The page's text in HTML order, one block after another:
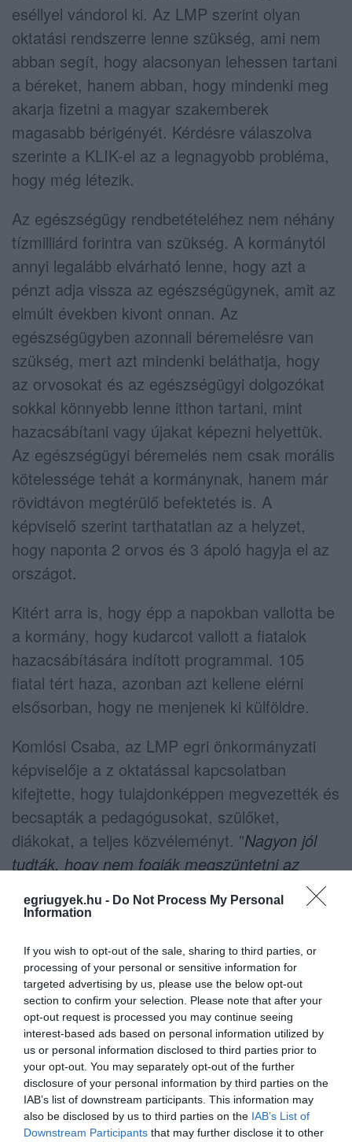
egriugyek.hu - Do Not Process My Personal
Information
If you wish to opt-out of the sale, sharing to third parties, or
processing of your personal or sensitive information for
targeted advertising by us, please use the below opt-out
section to confirm your selection. Please note that after your
opt-out request is processed you may continue seeing
interest-based ads based on personal information utilized by
us or personal information disclosed to third parties prior to
your opt-out. You may separately opt-out of the further
disclosure of your personal information by third parties on the
IAB’s list of downstream participants. This information may
also be disclosed by us to third parties on the IAB’s List of
Downstream Participants that may further disclose it to other
eséllyel vándorol ki. Az LMP szerint olyan
oktatási rendszerre lenne szükség, ami nem
abban segít, hogy alacsonyan lehessen tartani
a béreket, hanem abban, hogy mindenki meg
akarja fizetni a magyar szakemberek
magasabb bérigényét. Kérdésre válaszolva
szerinte a KLIK-el az a legnagyobb probléma,
hogy még létezik.
Az egészségügy rendbetételéhez nem néhány
tízmilliárd forintra van szükség. A kormánytól
annyi legalább elvárható lenne, hogy azt a
pénzt adja vissza az egészségügynek, amit az
elmúlt években kivont onnan. Az
egészségügyben azonnali béremelésre van
szükség, mert azt mindenki beláthatja, hogy
az orvosokat és az egészségügyi dolgozókat
sokkal könnyebb lenne itthon tartani, mint
hazacsábítani vagy újakat képezni helyettük.
Az egészségügyi béremelés nem csak morális
kötelessége tehát a kormánynak, hanem már
rövidtávon megtérülő befektetés is. A
képviselő szerint tarthatatlan az a helyzet,
hogy naponta 2 orvos és 3 ápoló hagyja el az
országot.
Kitért arra is, hogy épp a napokban vallotta be
a kormány, hogy kudarcot vallott a fiatalok
hazacsábítására indított programmal. 105
fiatal tért haza, azonban azt kellene elérni
elsősorban, hogy ne menjenek ki külföldre.
Komlósi Csaba, az LMP egri önkormányzati
képviselője a z oktatással kapcsolatban
kifejtette, hogy tulajdonképpen megvezették és
becsapták a pedagógusokat, szülőket,
diákokat, a teljes közvéleményt. "Nagyon jól
tudták, hogy nem fogják megszüntetni az
iskolafenntartás rendszerét. Nemhogy
bizonyos biciklit a rossz irányba. A teljes
államosítás újra csődbe fogja vinni a KLIK-et.
Az iskolák működtetésének átvételére nincs
elég forrás, még akkor sem, ha emiatt
megsarcolják most az önkormányzatokat. Még
a saját tiltakozó polgármestereikkel is szembe
mennek, már ahol van egyáltalán tiltakozás."